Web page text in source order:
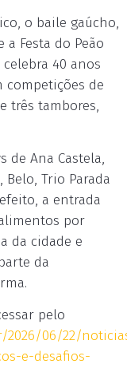
o baile gaúcho,
Festa do Peão
40 anos
competições de
três tambores,
de Ana Castela,
Belo, Trio Parada
a entrada
por
da cidade e
da
pelo
2026/06/22/
e-desafios-